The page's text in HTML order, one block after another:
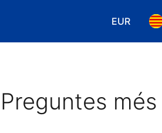
EUR
Tria la
Preguntes